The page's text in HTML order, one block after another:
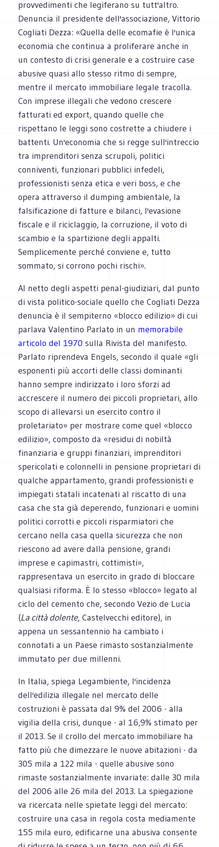
provvedimenti che legiferano su tutt'altro.
Denuncia il presidente dell'associazione, Vittorio
Cogliati Dezza: «Quella delle ecomafie è l'unica
economia che continua a proliferare anche in
un contesto di crisi generale e a costruire case
abusive quasi allo stesso ritmo di sempre,
mentre il mercato immobiliare legale tracolla.
Con imprese illegali che vedono crescere
fatturati ed export, quando quelle che
rispettano le leggi sono costrette a chiudere i
battenti. Un'economia che si regge sull'intreccio
tra imprenditori senza scrupoli, politici
conniventi, funzionari pubblici infedeli,
professionisti senza etica e veri boss, e che
opera attraverso il dumping ambientale, la
falsificazione di fatture e bilanci, l'evasione
fiscale e il riciclaggio, la corruzione, il voto di
scambio e la spartizione degli appalti.
Semplicemente perché conviene e, tutto
sommato, si corrono pochi rischi».
Al netto degli aspetti penal-giudiziari, dal punto
di vista politico-sociale quello che Cogliati Dezza
denuncia è il sempiterno «blocco edilizio» di cui
parlava Valentino Parlato in un memorabile
articolo del 1970 sulla Rivista del manifesto.
Parlato riprendeva Engels, secondo il quale «gli
esponenti più accorti delle classi dominanti
hanno sempre indirizzato i loro sforzi ad
accrescere il numero dei piccoli proprietari, allo
scopo di allevarsi un esercito contro il
proletariato» per mostrare come quel «blocco
edilizio», composto da «residui di nobiltà
finanziaria e gruppi finanziari, imprenditori
spericolati e colonnelli in pensione proprietari di
qualche appartamento, grandi professionisti e
impiegati statali incatenati al riscatto di una
casa che sta già deperendo, funzionari e uomini
politici corrotti e piccoli risparmiatori che
cercano nella casa quella sicurezza che non
riescono ad avere dalla pensione, grandi
imprese e capimastri, cottimisti»,
rappresentava un esercito in grado di bloccare
qualsiasi riforma. È lo stesso «blocco» legato al
ciclo del cemento che, secondo Vezio de Lucia
(La città dolente, Castelvecchi editore), in
appena un sessantennio ha cambiato i
connotati a un Paese rimasto sostanzialmente
immutato per due millenni.
In Italia, spiega Legambiente, l'incidenza
dell'edilizia illegale nel mercato delle
costruzioni è passata dal 9% del 2006 - alla
vigilia della crisi, dunque - al 16,9% stimato per
il 2013. Se il crollo del mercato immobiliare ha
fatto più che dimezzare le nuove abitazioni - da
305 mila a 122 mila - quelle abusive sono
rimaste sostanzialmente invariate: dalle 30 mila
del 2006 alle 26 mila del 2013. La spiegazione
va ricercata nelle spietate leggi del mercato:
costruire una casa in regola costa mediamente
155 mila euro, edificarne una abusiva consente